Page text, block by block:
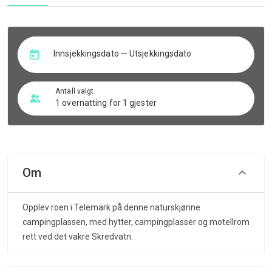
Innsjekkingsdato — Utsjekkingsdato
Antall valgt
1 overnatting for 1 gjester
Om
Opplev roen i Telemark på denne naturskjønne
campingplassen, med hytter, campingplasser og motellrom
rett ved det vakre Skredvatn.